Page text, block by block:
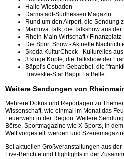
Hallo Wiesbaden
Darmstadt-Südhessen Magazin
Rund um den Airport, die Sendung
Mainova Talk, die Talkshow aus der
Rhein-Main Wirtschaft / Finanzplatz
Die Sport Show - Aktuelle
Skoda KulturCheck - Kulturelles
3 kluge Köpfe, die Talkshow der
Bäppi's Couch Gebabbel, die
Travestie-Star Bäppi La Belle
Weitere Sendungen von
Mehrere Dokus und Reportagen zu
Wissenschaft, wie einmal im Monat das
Feuerwehr in der Region. Weitere
Börse, Sportmagazine wie X-Sports, in
Welt vorgestellt werden und
Bei aktuellen Großveranstaltungen aus
Live-Berichte und Highlights in der